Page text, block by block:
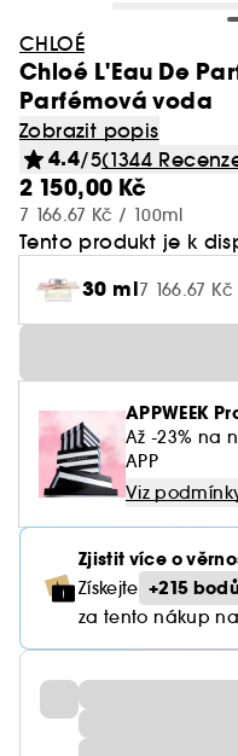
CHLOÉ
Chloé L'Eau De
Parfémová voda
Zobrazit popis
4.4/5(1344
2 150,00 Kč
7 166.67 Kč / 100ml
Tento produkt je k
30 ml7 166.67
APPWEEK
Až -23% na
APP
Viz
Zjistit více o
Získejte +215 bodů
za tento nákup